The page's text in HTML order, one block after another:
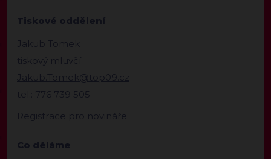
Tiskové oddělení
Jakub Tomek
tiskový mluvčí
Jakub.Tomek@top09.cz
tel.: 776 739 505
Registrace pro novináře
Co děláme